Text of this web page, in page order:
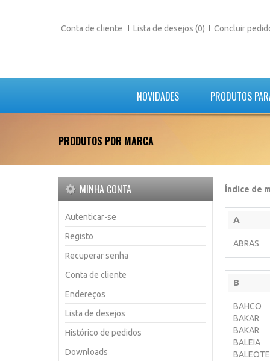
Conta de cliente Lista de desejos (0) Concluir
NOVIDADES PRODUTOS
PRODUTOS POR MARCA
MINHA CONTA
Autenticar-se
Registo
Recuperar senha
Conta de cliente
Endereços
Lista de desejos
Histórico de pedidos
Downloads
Índice de
A
ABRAS
B
BAHCO
BAKAR
BAKAR
BALEIA
BALEOTE